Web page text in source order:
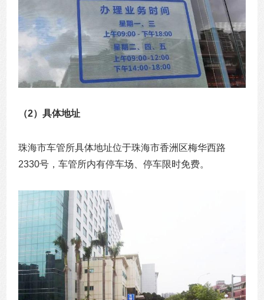
（2）具体地址
珠海市车管所具体地址位于珠海市香洲区梅华西路
2330号，车管所内有停车场、停车限时免费。